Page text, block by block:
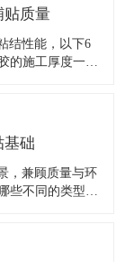
贴质量
结性能，以下6
的施工厚度一般
采用“薄贴法
基础
，兼顾质量与环
些不同的类型？
何根据瓷砖